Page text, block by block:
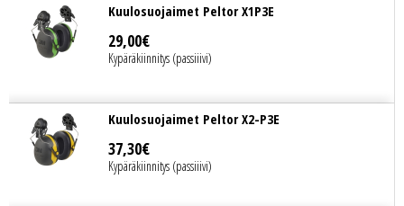
Kuulosuojaimet Peltor X1P3E
29,00€
Kypäräkiinnitys (passiiivi)
Kuulosuojaimet Peltor X2-P3E
37,30€
Kypäräkiinnitys (passiiivi)